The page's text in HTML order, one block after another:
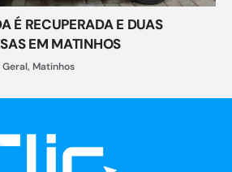
É RECUPERADA E DUAS
EM MATINHOS
Geral, Matinhos